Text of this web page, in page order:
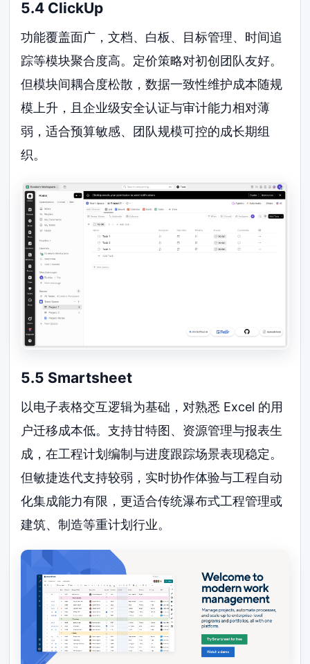
5.4 ClickUp
功能覆盖面广，文档、白板、目标管理、时间追
踪等模块聚合度高。定价策略对初创团队友好。
但模块间耦合度松散，数据一致性维护成本随规
模上升，且企业级安全认证与审计能力相对薄
弱，适合预算敏感、团队规模可控的成长期组
织。
5.5 Smartsheet
以电子表格交互逻辑为基础，对熟悉 Excel 的用
户迁移成本低。支持甘特图、资源管理与报表生
成，在工程计划编制与进度跟踪场景表现稳定。
但敏捷迭代支持较弱，实时协作体验与工程自动
化集成能力有限，更适合传统瀑布式工程管理或
建筑、制造等重计划行业。